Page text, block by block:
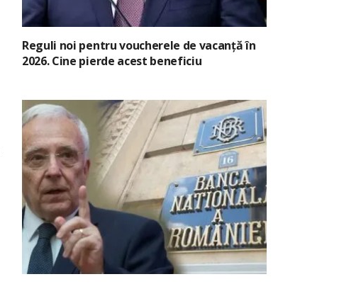
Reguli noi pentru voucherele de vacanță în
2026. Cine pierde acest beneficiu